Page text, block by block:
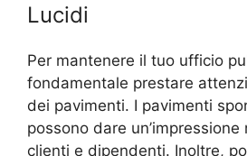
Lucidi
Per mantenere il tuo ufficio
fondamentale prestare
dei pavimenti. I pavimenti
possono dare
clienti e dipendenti. Inoltre,